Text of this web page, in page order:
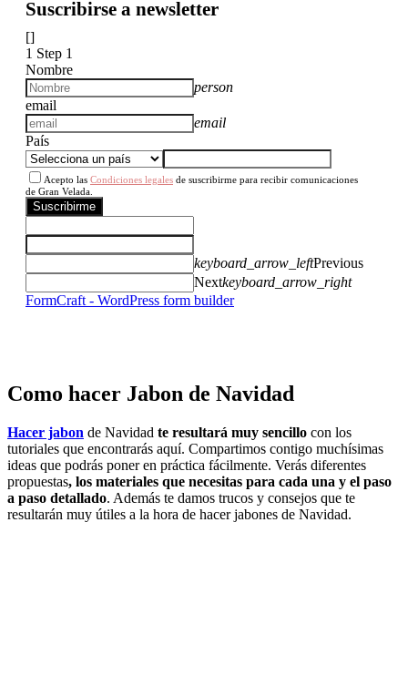
Suscribirse a newsletter
[]
1 Step 1
Nombre
person
email
email
País
Acepto las Condiciones legales de suscribirme para recibir comunicaciones
de Gran Velada.
Suscribirme
keyboard_arrow_leftPrevious
Nextkeyboard_arrow_right
FormCraft - WordPress form builder
Como hacer Jabon de Navidad
Hacer jabon de Navidad te resultará muy sencillo con los
tutoriales que encontrarás aquí. Compartimos contigo muchísimas
ideas que podrás poner en práctica fácilmente. Verás diferentes
propuestas, los materiales que necesitas para cada una y el paso
a paso detallado. Además te damos trucos y consejos que te
resultarán muy útiles a la hora de hacer jabones de Navidad.